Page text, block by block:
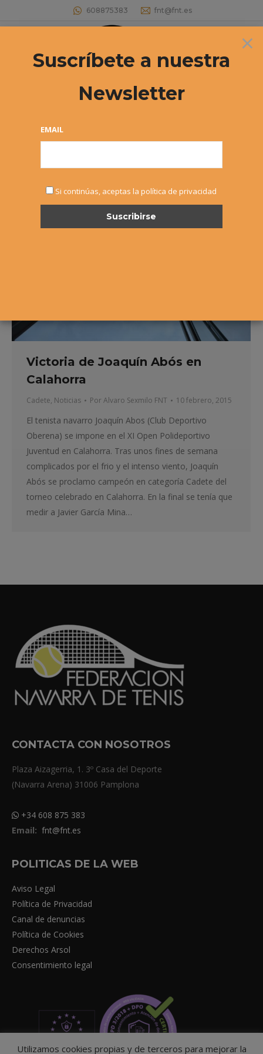
608875383 fnt@fnt.es
Buscar:
Archivos de etiqueta: Joaquín Abos
Victoria de Joaquín Abós en
Calahorra
Cadete, Noticias PorAlvaro Sexmilo FNT 10 febrero, 2015
El tenista navarro Joaquín Abos (Club Deportivo
Oberena) se impone en el XI Open Polideportivo
Juventud en Calahorra. Tras unos fines de semana
complicados por el frio y el intenso viento, Joaquín
Abós se proclamo campeón en categoría Cadete del
torneo celebrado en Calahorra. En la final se tenía que
medir a Javier García Mina…
CONTACTA CON NOSOTROS
Plaza Aizagerria, 1. 3º Casa del Deporte
(Navarra Arena) 31006 Pamplona
+34 608 875 383
Email: fnt@fnt.es
POLITICAS DE LA WEB
Aviso Legal
Política de Privacidad
Canal de denuncias
Política de Cookies
Derechos Arsol
Consentimiento legal
Utilizamos cookies propias y de terceros para mejorar la
×
Suscríbete a nuestra
Newsletter
EMAIL
Si continúas, aceptas la política de privacidad